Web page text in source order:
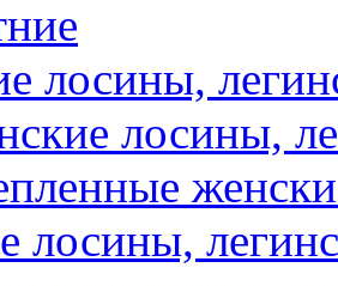
лосины,
лосины,
лосины,